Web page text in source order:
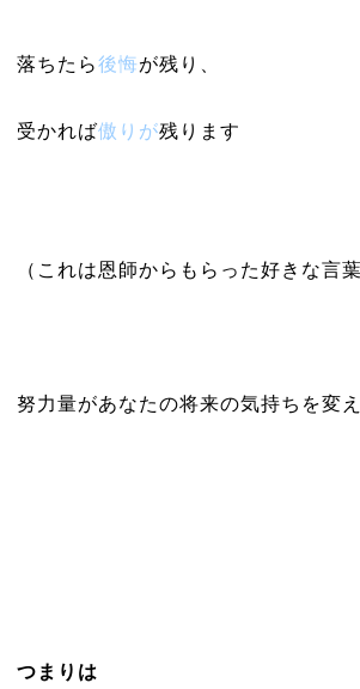
落ちたら後悔が残り、
受かれば傲りが残ります
（これは恩師からもらった好きな言葉
努力量があなたの将来の気持ちを変え
つまりは